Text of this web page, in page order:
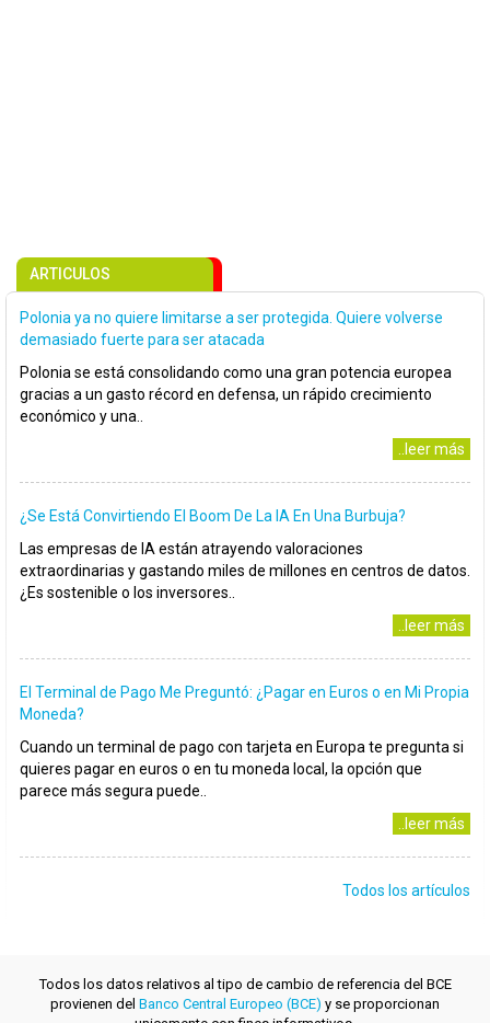
ARTICULOS
Polonia ya no quiere limitarse a ser protegida. Quiere volverse
demasiado fuerte para ser atacada
Polonia se está consolidando como una gran potencia europea
gracias a un gasto récord en defensa, un rápido crecimiento
económico y una..
..leer más
¿Se Está Convirtiendo El Boom De La IA En Una Burbuja?
Las empresas de IA están atrayendo valoraciones
extraordinarias y gastando miles de millones en centros de datos.
¿Es sostenible o los inversores..
..leer más
El Terminal de Pago Me Preguntó: ¿Pagar en Euros o en Mi Propia
Moneda?
Cuando un terminal de pago con tarjeta en Europa te pregunta si
quieres pagar en euros o en tu moneda local, la opción que
parece más segura puede..
..leer más
Todos los artículos
Todos los datos relativos al tipo de cambio de referencia del BCE
provienen del Banco Central Europeo (BCE) y se proporcionan